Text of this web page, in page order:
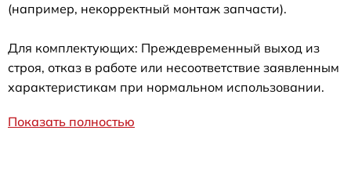
(например, некорректный монтаж запчасти).
Для комплектующих: Преждевременный выход из
строя, отказ в работе или несоответствие заявленным
характеристикам при нормальном использовании.
Показать полностью